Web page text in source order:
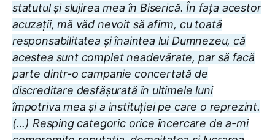
statutul și slujirea mea în Biserică. În fața acestor
acuzații, mă văd nevoit să afirm, cu toată
responsabilitatea și înaintea lui Dumnezeu, că
acestea sunt complet neadevărate, par să facă
parte dintr-o campanie concertată de
discreditare desfășurată în ultimele luni
împotriva mea și a instituției pe care o reprezint.
(...) Resping categoric orice încercare de a-mi